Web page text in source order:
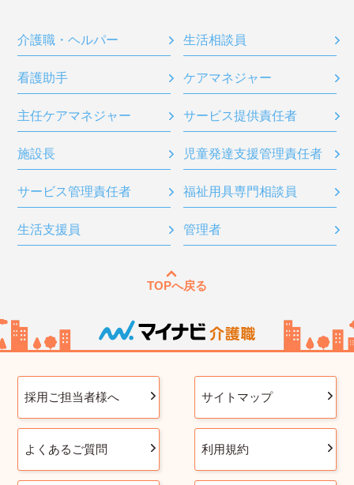
介護職・ヘルパー 生活相談員
看護助手 ケアマネジャー
主任ケアマネジャー サービス提供責任者
施設長 児童発達支援管理責任者
サービス管理責任者 福祉用具専門相談員
生活支援員 管理者
TOPへ戻る
採用ご担当者様へ サイトマップ
よくあるご質問 利用規約